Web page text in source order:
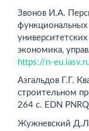
Звонов И.А.
функциональных
экономика,
https://n-
Азгальдов Г.Г.
строительном
264 с. EDN
Жужневский